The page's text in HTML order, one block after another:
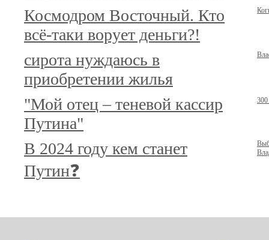
Космодром Восточный. Кто
всё-таки ворует деньги?!
сирота нуждаюсь в
приобретении жилья
"Мой отец – теневой кассир
Путина"
300
В 2024 году кем станет
Путин❓